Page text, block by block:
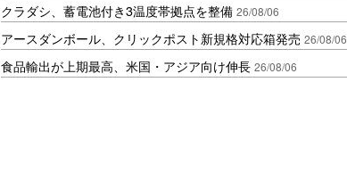
クラダシ、蓄電池付き3温度帯拠点を整備 26/08/06
アースダンボール、クリックポスト新規格対応箱発売 26/08/06
食品輸出が上期最高、米国・アジア向け伸長 26/08/06